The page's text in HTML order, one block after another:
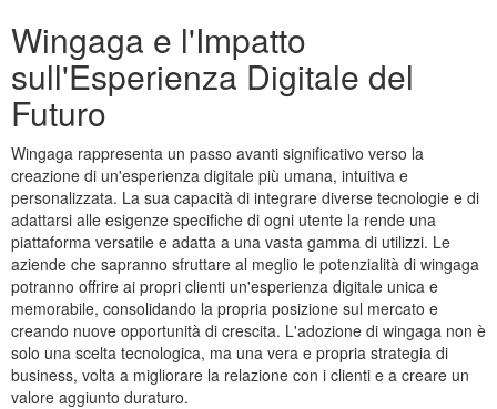
Wingaga e l'Impatto
sull'Esperienza Digitale del
Futuro
Wingaga rappresenta un passo avanti significativo verso la
creazione di un'esperienza digitale più umana, intuitiva e
personalizzata. La sua capacità di integrare diverse tecnologie e di
adattarsi alle esigenze specifiche di ogni utente la rende una
piattaforma versatile e adatta a una vasta gamma di utilizzi. Le
aziende che sapranno sfruttare al meglio le potenzialità di wingaga
potranno offrire ai propri clienti un'esperienza digitale unica e
memorabile, consolidando la propria posizione sul mercato e
creando nuove opportunità di crescita. L'adozione di wingaga non è
solo una scelta tecnologica, ma una vera e propria strategia di
business, volta a migliorare la relazione con i clienti e a creare un
valore aggiunto duraturo.